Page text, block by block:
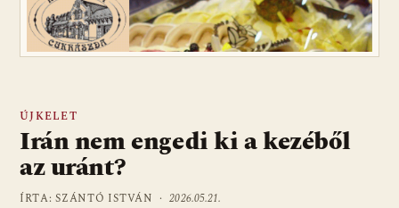
ÚJKELET
Irán nem engedi ki a kezéből
az uránt?
ÍRTA: SZÁNTÓ ISTVÁN ·2026.05.21.